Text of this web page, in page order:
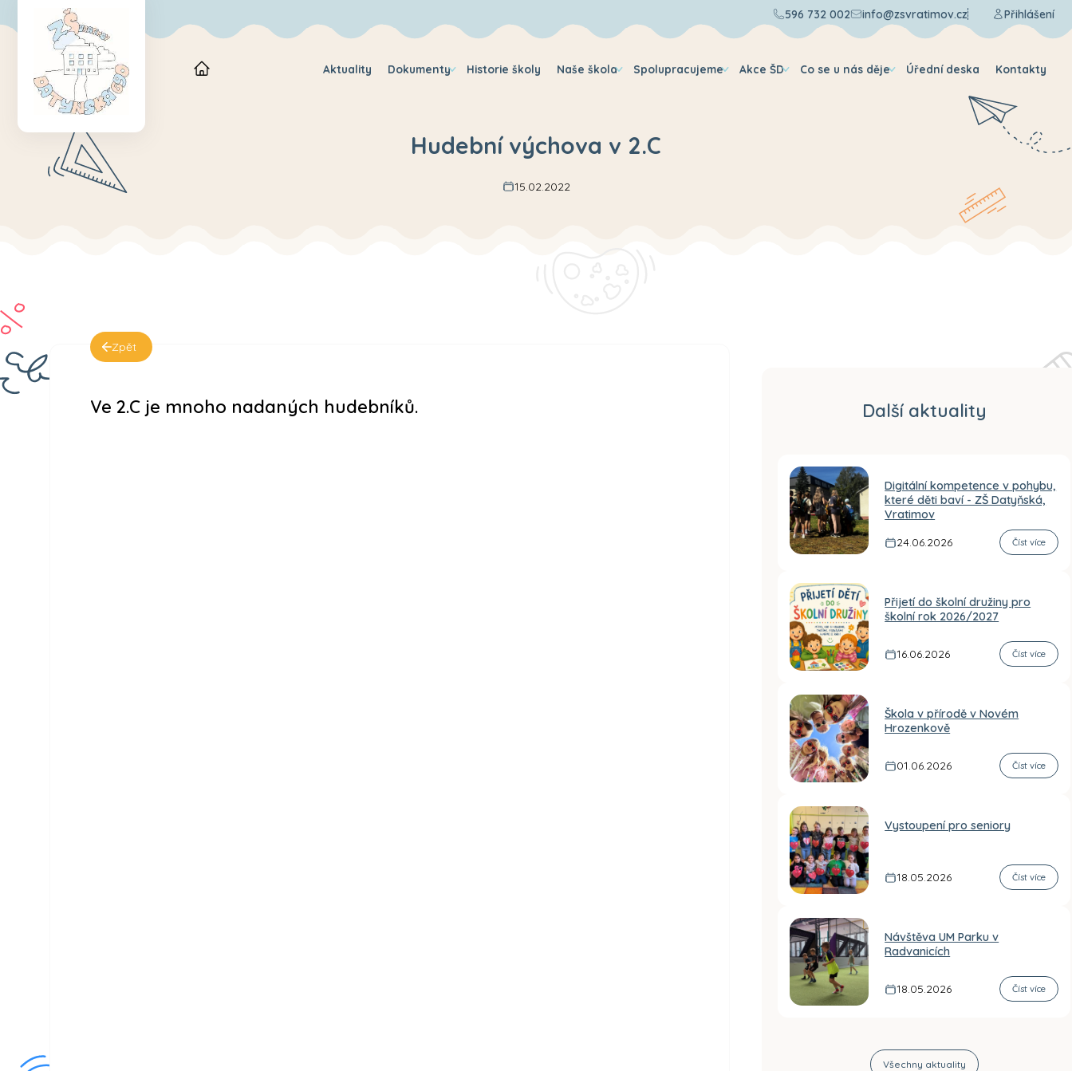
596 732 002 info@zsvratimov.cz Přihlášení
Aktuality Dokumenty Historie školy Naše škola Spolupracujeme Akce ŠD Co se u nás děje Úřední deska Kontakty
Hudební výchova v 2.C
15.02.2022
Zpět
Ve 2.C je mnoho nadaných hudebníků. Další aktuality
Digitální kompetence v pohybu,
které děti baví - ZŠ Datyňská,
Vratimov
24.06.2026
Číst více
Přijetí do školní družiny pro
školní rok 2026/2027
16.06.2026 Číst více
Škola v přírodě v Novém
Hrozenkově
01.06.2026 Číst více
Vystoupení pro seniory
18.05.2026 Číst více
Návštěva UM Parku v
Radvanicích
18.05.2026 Číst více
Všechny aktuality